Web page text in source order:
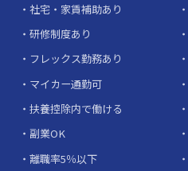
社宅・家賃補助あり
研修制度あり
フレックス勤務あり
マイカー通勤可
扶養控除内で働ける
副業OK
離職率5％以下